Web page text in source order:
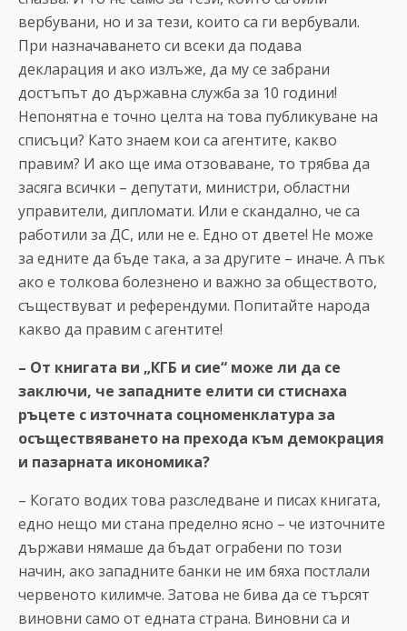
вербувани, но и за тези, които са ги вербували.
При назначаването си всеки да подава
декларация и ако излъже, да му се забрани
достъпът до държавна служба за 10 години!
Непонятна е точно целта на това публикуване на
списъци? Като знаем кои са агентите, какво
правим? И ако ще има отзоваване, то трябва да
засяга всички – депутати, министри, областни
управители, дипломати. Или е скандално, че са
работили за ДС, или не е. Едно от двете! Не може
за едните да бъде така, а за другите – иначе. А пък
ако е толкова болезнено и важно за обществото,
съществуват и референдуми. Попитайте народа
какво да правим с агентите!
– От книгата ви „КГБ и сие“ може ли да се
заключи, че западните елити си стиснаха
ръцете с източната соцноменклатура за
осъществяването на прехода към демокрация
и пазарната икономика?
– Когато водих това разследване и писах книгата,
едно нещо ми стана пределно ясно – че източните
държави нямаше да бъдат ограбени по този
начин, ако западните банки не им бяха постлали
червеното килимче. Затова не бива да се търсят
виновни само от едната страна. Виновни са и